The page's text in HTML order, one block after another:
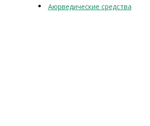
Аюрведические средства